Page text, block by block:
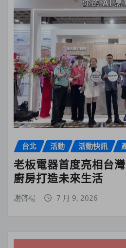
台北 活動 活動快訊
老板電器首度亮相台
廚房打造未來生活
謝啓楊 7 月 9, 2026